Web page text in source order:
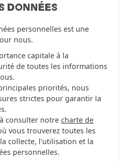
DONNÉES
personnelles est une
nous.
capitale à la
de toutes les informations
priorités, nous
strictes pour garantir la
consulter notre charte de
vous trouverez toutes les
collecte, l'utilisation et la
personnelles.